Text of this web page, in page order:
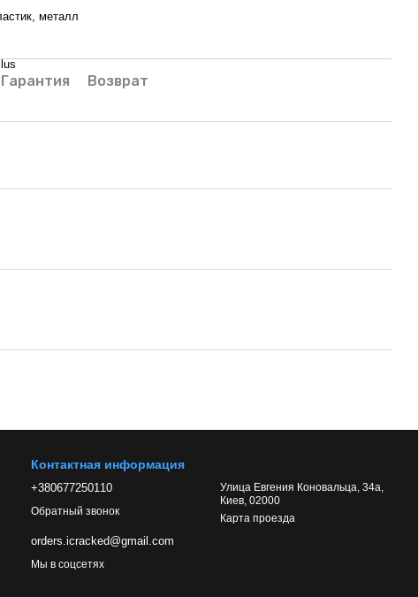
металл
Гарантия Возврат
Контактная информация
+380677250110
Обратный звонок
orders.icracked@gmail.com
Улица Евгения Коновальца, 34а,
Киев, 02000
Карта проезда
Мы в соцсетях